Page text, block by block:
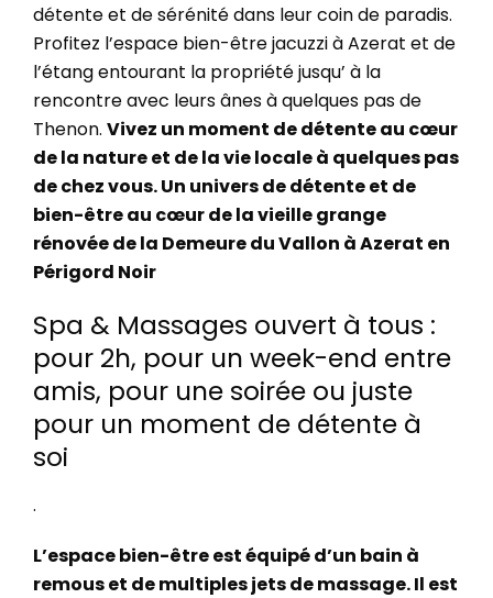
détente et de sérénité dans leur coin de paradis.
Profitez l’espace bien-être jacuzzi à Azerat et de
l’étang entourant la propriété jusqu’ à la
rencontre avec leurs ânes à quelques pas de
Thenon. Vivez un moment de détente au cœur
de la nature et de la vie locale à quelques pas
de chez vous. Un univers de détente et de
bien-être au cœur de la vieille grange
rénovée de la Demeure du Vallon à Azerat en
Périgord Noir
Spa & Massages ouvert à tous :
pour 2h, pour un week-end entre
amis, pour une soirée ou juste
pour un moment de détente à
soi
.
L’espace bien-être est équipé d’un bain à
remous et de multiples jets de massage. Il est